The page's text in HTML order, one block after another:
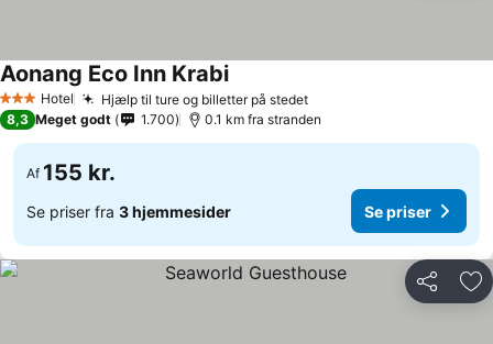
3 StjernerHotel Hjælp til ture og billetter på stedet
Aonang Eco Inn Krabi
8,3 Meget godt 1.700 0.1 km fra stranden
Af 155 kr.
Se priser fra 3 hjemmesider Se priser
Del